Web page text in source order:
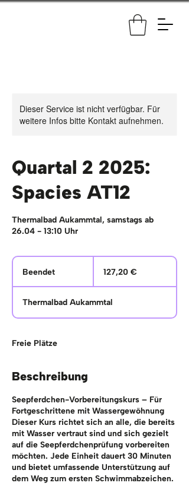
Dieser Service ist nicht verfügbar. Für
weitere Infos bitte Kontakt aufnehmen.
Quartal 2 2025:
Spacies AT12
Thermalbad Aukammtal, samstags ab
26.04 - 13:10 Uhr
Beendet
n
d
t
127,20 €
Thermalbad Aukammtal
Freie Plätze
Beschreibung
Seepferdchen-Vorbereitungskurs – Für
Fortgeschrittene mit Wassergewöhnung
Dieser Kurs richtet sich an alle, die bereits
mit Wasser vertraut sind und sich gezielt
auf die Seepferdchenprüfung vorbereiten
möchten. Jede Einheit dauert 30 Minuten
und bietet umfassende Unterstützung auf
dem Weg zum ersten Schwimmabzeichen.